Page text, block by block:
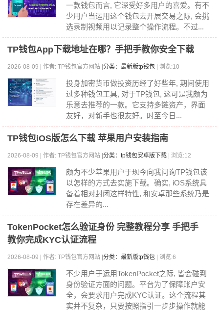
一款钱包而言, 它深受好多用户的喜爱。有不
少用户当运用这个钱包去开展交易之际, 会挑
选录制视频用以记录整个操作流程。不过...
TP钱包App下载地址在哪？手把手教你安全下载
2026-08-09 | 作者: TP钱包官方网站 | 分类：最新版tp钱包 | 浏览:10
投身加密货币做投资历经了好些年, 期间使用
过多种钱包工具, 对于TP钱包, 这可是我颇为
乐意去推荐的一款。它支持多链资产，界面
友好，对新手也很友好。时至今日...
TP钱包iOS版怎么下载 苹果用户安装指南
2026-08-09 | 作者: TP钱包官方网站 | 分类：tp钱包安卓版下载 | 浏览:12
颇为不少苹果用户于现今向我问询TP钱包该
以怎样的方式去实施下载。确实, iOS系统具
备着相对封闭这样特性, 和安卓那些系统乃是
存在差异的...
TokenPocket怎么验证身份 完整教程分享 手把手
教你完成KYC认证流程
2026-08-09 | 作者: TP钱包官方网站 | 分类：最新版tp钱包 | 浏览:6
不少用户于运用TokenPocket之际, 皆会碰到
身份验证方面的问题。平台为了保障账户安
全，会要求用户完成KYC认证。这个流程其
实并不复杂，只要按照指引一步步操作就能